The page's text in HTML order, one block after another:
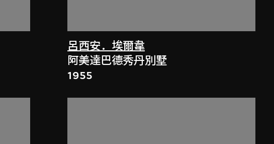
呂西安．埃爾韋
阿美達巴德秀丹別墅
1955